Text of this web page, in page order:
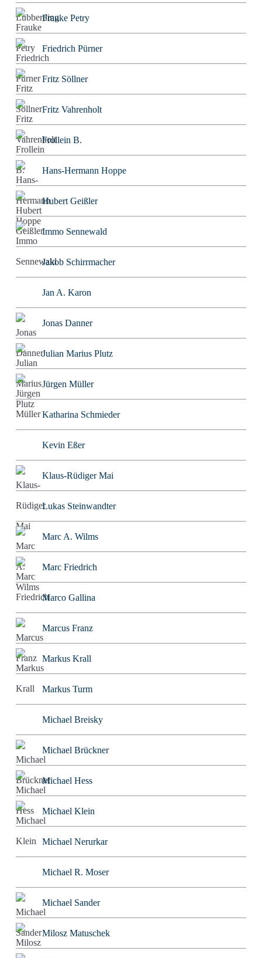
Frauke Petry
Friedrich Pürner
Fritz Söllner
Fritz Vahrenholt
Frollein B.
Hans-Hermann Hoppe
Hubert Geißler
Immo Sennewald
Jakob Schirrmacher
Jan A. Karon
Jonas Danner
Julian Marius Plutz
Jürgen Müller
Katharina Schmieder
Kevin Eßer
Klaus-Rüdiger Mai
Lukas Steinwandter
Marc A. Wilms
Marc Friedrich
Marco Gallina
Marcus Franz
Markus Krall
Markus Turm
Michael Breisky
Michael Brückner
Michael Hess
Michael Klein
Michael Nerurkar
Michael R. Moser
Michael Sander
Milosz Matuschek